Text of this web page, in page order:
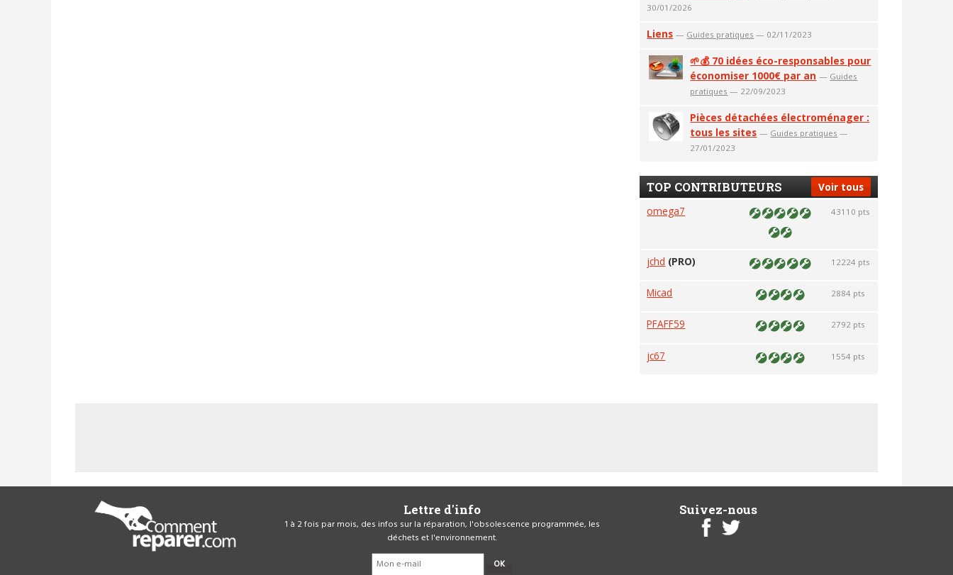
30/01/2026
Liens — Guides pratiques — 02/11/2023
🌱💰 70 idées éco-responsables pour
économiser 1000€ par an — Guides
pratiques — 22/09/2023
Pièces détachées électroménager :
tous les sites — Guides pratiques —
27/01/2023
Voir tous
TOP CONTRIBUTEURS
omega7 43110 pts
jchd (PRO) 12224 pts
Micad 2884 pts
PFAFF59 2792 pts
jc67 1554 pts
Lettre d'info
1 à 2 fois par mois, des infos sur la réparation, l'obsolescence programmée, les
déchets et l'environnement.
OK
Suivez-nous